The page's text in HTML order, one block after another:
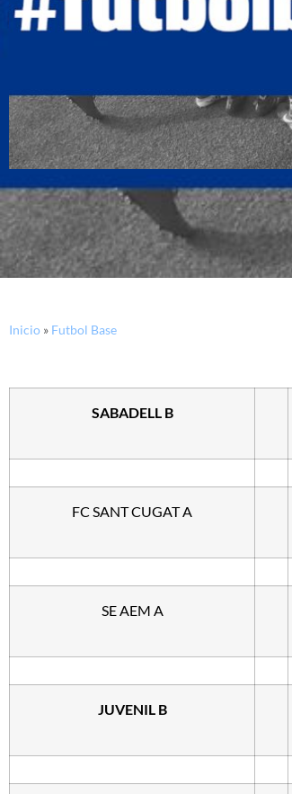
Inicio » Futbol Base
SABADELL B
FC SANT CUGAT A
SE AEM A
JUVENIL B